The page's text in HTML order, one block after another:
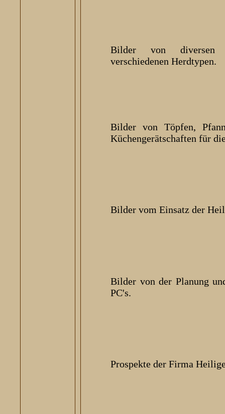
Bilder von
verschiedenen Herdtypen.
Bilder von Töpfen,
Küchengerätschaften für
Bilder vom Einsatz der
Bilder von der Planung
PC's.
Prospekte der Firma